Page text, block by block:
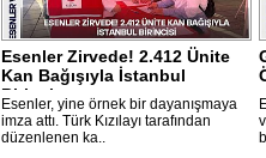
Esenler Zirvede! 2.412 Ünite
Kan Bağışıyla İstanbul
Birincis..
Esenler, yine örnek bir dayanışmaya
imza attı. Türk Kızılayı tarafından
düzenlenen ka..